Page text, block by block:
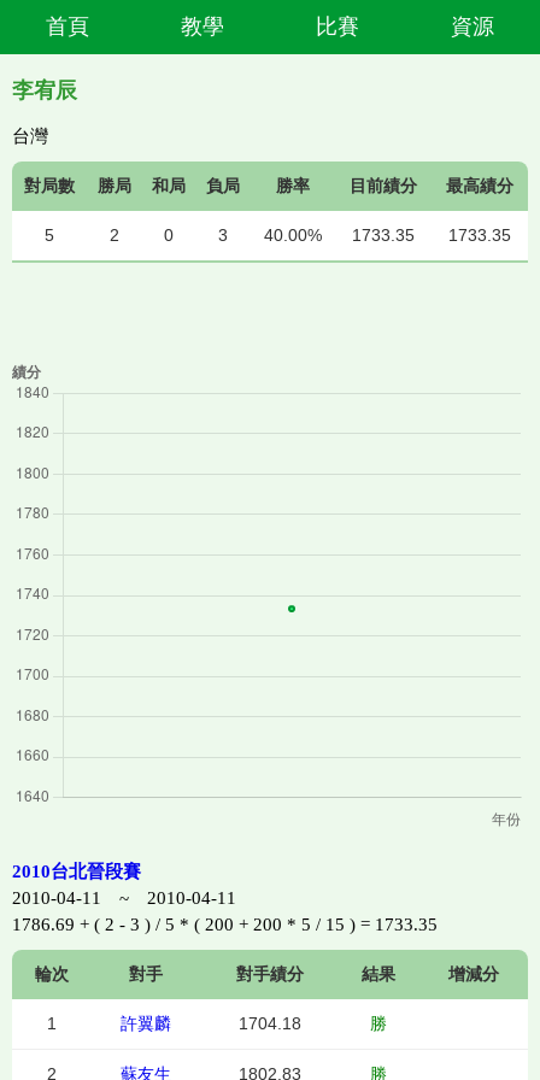
首頁 教學 比賽 資源
李宥辰
台灣
對局數 勝局 和局 負局 勝率 目前績分 最高績分
5 2 0 3 40.00% 1733.35 1733.35
2010台北晉段賽
2010-04-11 ~ 2010-04-11
1786.69 + ( 2 - 3 ) / 5 * ( 200 + 200 * 5 / 15 ) = 1733.35
輪次 對手 對手績分 結果 增減分
1 許翼麟 1704.18 勝
2 蘇友生 1802.83 勝